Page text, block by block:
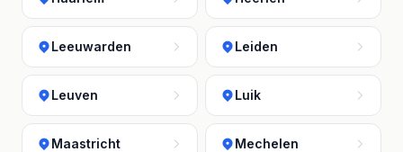
Leeuwarden Leiden
Leuven Luik
Maastricht Mechelen